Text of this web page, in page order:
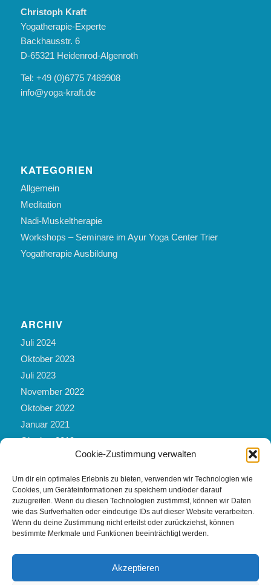
Cookie-Zustimmung verwalten
Um dir ein optimales Erlebnis zu bieten, verwenden wir Technologien wie
Cookies, um Geräteinformationen zu speichern und/oder darauf
zuzugreifen. Wenn du diesen Technologien zustimmst, können wir Daten
wie das Surfverhalten oder eindeutige IDs auf dieser Website verarbeiten.
Wenn du deine Zustimmung nicht erteilst oder zurückziehst, können
bestimmte Merkmale und Funktionen beeinträchtigt werden.
Akzeptieren
Christoph Kraft
Yogatherapie-Experte
Backhausstr. 6
D-65321 Heidenrod-Algenroth
Tel: +49 (0)6775 7489908
info@yoga-kraft.de
KATEGORIEN
Allgemein
Meditation
Nadi-Muskeltherapie
Workshops – Seminare im Ayur Yoga Center Trier
Yogatherapie Ausbildung
ARCHIV
Juli 2024
Oktober 2023
Juli 2023
November 2022
Oktober 2022
Januar 2021
Oktober 2019
Februar 2017
November 2016
Februar 2016
September 2012